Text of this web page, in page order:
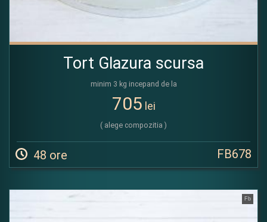
Tort Glazura scursa
minim 3 kg incepand de la
705 lei
( alege compozitia )
48 ore FB678
Fb